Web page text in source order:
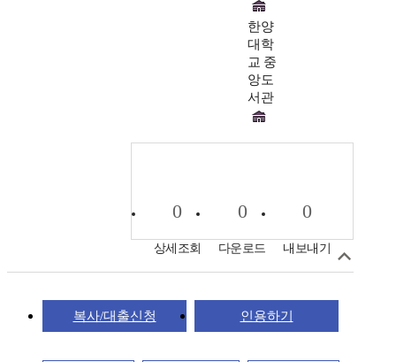
한양
대학
교 중
앙도
서관
0
상세조회
0
다운로드
0
내보내기
복사/대출신청 인용하기